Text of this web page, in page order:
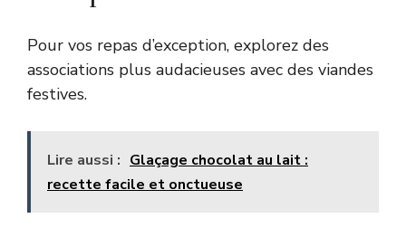
Pour vos repas d’exception, explorez des
associations plus audacieuses avec des viandes
festives.
Lire aussi : Glaçage chocolat au lait :
recette facile et onctueuse